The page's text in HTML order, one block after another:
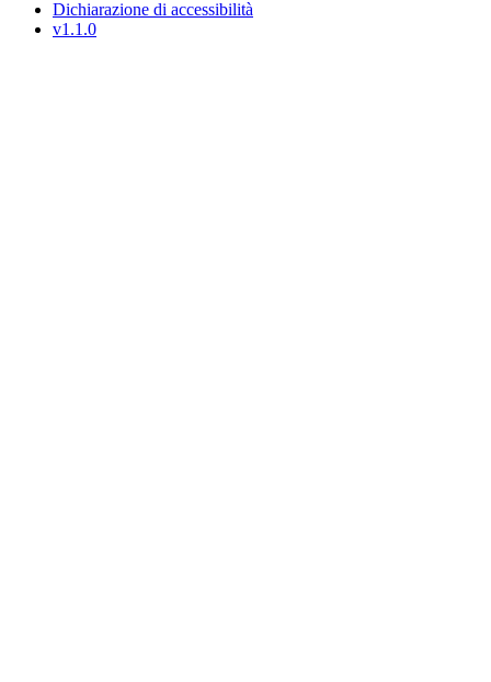
Dichiarazione di accessibilità
v1.1.0